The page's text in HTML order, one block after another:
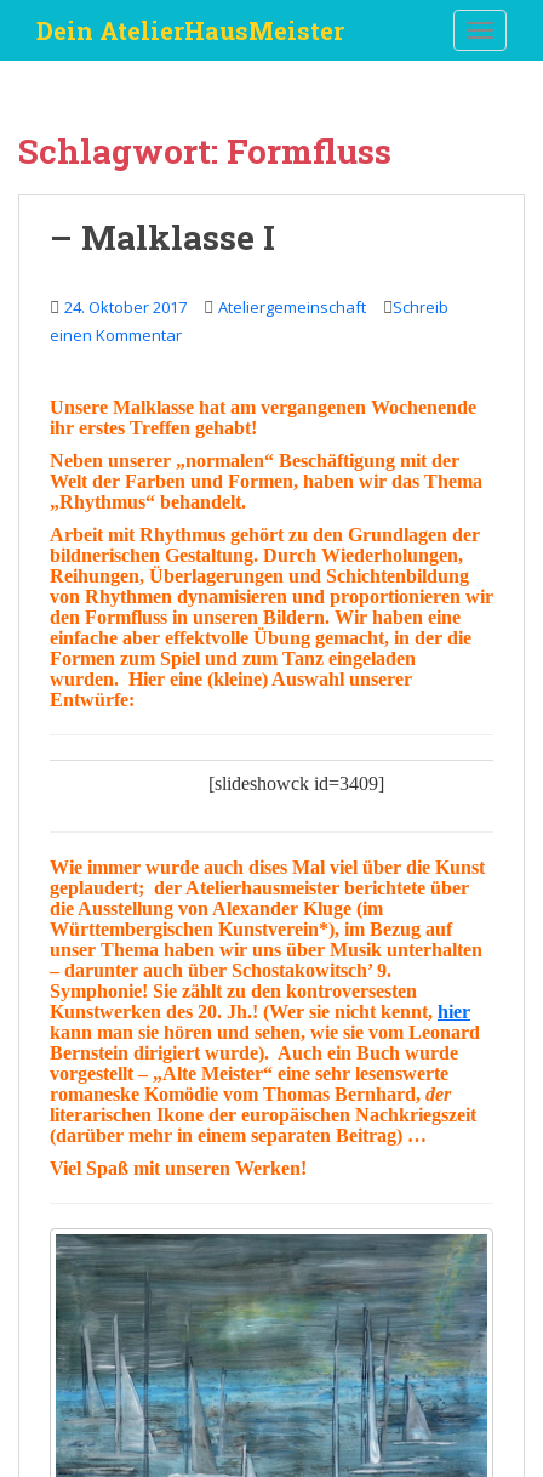
i
Dein AtelierHausMeister
Schlagwort: Formfluss
– Malklasse I
24. Oktober 2017 Ateliergemeinschaft
Schreib
einen Kommentar
Unsere Malklasse hat am vergangenen Wochenende
ihr erstes Treffen gehabt!
Neben unserer „normalen“ Beschäftigung mit der
Welt der Farben und Formen, haben wir das Thema
„Rhythmus“ behandelt.
Arbeit mit Rhythmus gehört zu den Grundlagen der
bildnerischen Gestaltung. Durch Wiederholungen,
Reihungen, Überlagerungen und Schichtenbildung
von Rhythmen dynamisieren und proportionieren wir
den Formfluss in unseren Bildern. Wir haben eine
einfache aber effektvolle Übung gemacht, in der die
Formen zum Spiel und zum Tanz eingeladen
wurden. Hier eine (kleine) Auswahl unserer
Entwürfe:
[slideshowck id=3409]
Wie immer wurde auch dises Mal viel über die Kunst
geplaudert; der Atelierhausmeister berichtete über
die Ausstellung von Alexander Kluge (im
Württembergischen Kunstverein*), im Bezug auf
unser Thema haben wir uns über Musik unterhalten
– darunter auch über Schostakowitsch’ 9.
Symphonie! Sie zählt zu den kontroversesten
Kunstwerken des 20. Jh.! (Wer sie nicht kennt, hier
kann man sie hören und sehen, wie sie vom Leonard
Bernstein dirigiert wurde). Auch ein Buch wurde
vorgestellt – „Alte Meister“ eine sehr lesenswerte
romaneske Komödie vom Thomas Bernhard, der
literarischen Ikone der europäischen Nachkriegszeit
(darüber mehr in einem separaten Beitrag) …
Viel Spaß mit unseren Werken!